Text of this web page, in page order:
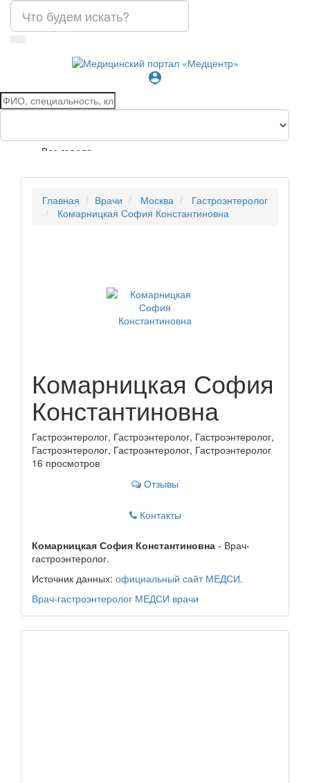
person_pin
Все города
Главная Врачи Москва
Гастроэнтеролог
Комарницкая София Константиновна
Комарницкая София
Константиновна
Гастроэнтеролог, Гастроэнтеролог, Гастроэнтеролог,
Гастроэнтеролог, Гастроэнтеролог, Гастроэнтеролог
16 просмотров
Отзывы
Контакты
Комарницкая София Константиновна - Врач-
гастроэнтеролог.
Источник данных: официальный сайт МЕДСИ.
Врач-гастроэнтеролог МЕДСИ врачи